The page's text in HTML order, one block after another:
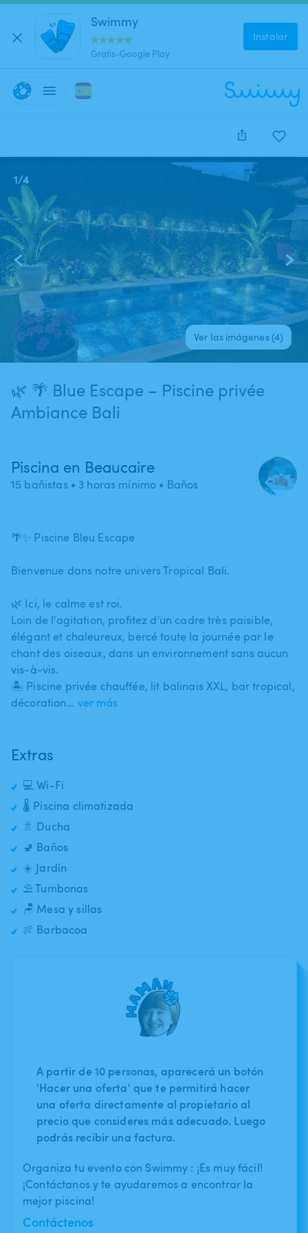
Swimmy
Gratis-Google Play
Instalar
1/4
Ver las imágenes (4)
🌿 🌴 Blue Escape – Piscine privée
Ambiance Bali
Piscina en Beaucaire
15 bañistas • 3 horas mínimo • Baños
🌴✨ Piscine Bleu Escape
Bienvenue dans notre univers Tropical Bali.
🌿 Ici​,​ le calme est roi.
Loin de l'agitation​,​ profitez d'un cadre très paisible​,​
élégant et chaleureux​,​ bercé toute la journée par le
chant des oiseaux​,​ dans un environnement sans aucun
vis-à-vis.
🏝️ Piscine privée chauffée​,​ lit balinais XXL​,​ bar tropical​,​
décoration… ver más
Extras
💻 Wi-Fi
🌡️ Piscina climatizada
🚿 Ducha
🚽 Baños
☀️ Jardín
⛱️ Tumbonas
🪑 Mesa y sillas
🍖 Barbacoa
A partir de 10 personas, aparecerá un botón
'Hacer una oferta' que te permitirá hacer
una oferta directamente al propietario al
precio que consideres más adecuado. Luego
podrás recibir una factura.
Organiza tu evento con Swimmy : ¡Es muy fácil!
¡Contáctanos y te ayudaremos a encontrar la
mejor piscina!
Contáctenos